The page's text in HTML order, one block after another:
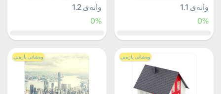
وانەی 1.1
0%
وانەی 1.2
0%
وەشانی پارەیی وەشانی پارەیی